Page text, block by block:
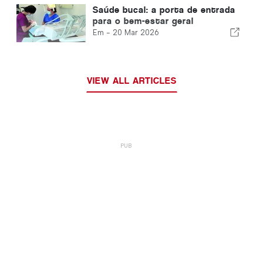
Saúde bucal: a porta de entrada
para o bem-estar geral
Em - 20 Mar 2026
VIEW ALL ARTICLES